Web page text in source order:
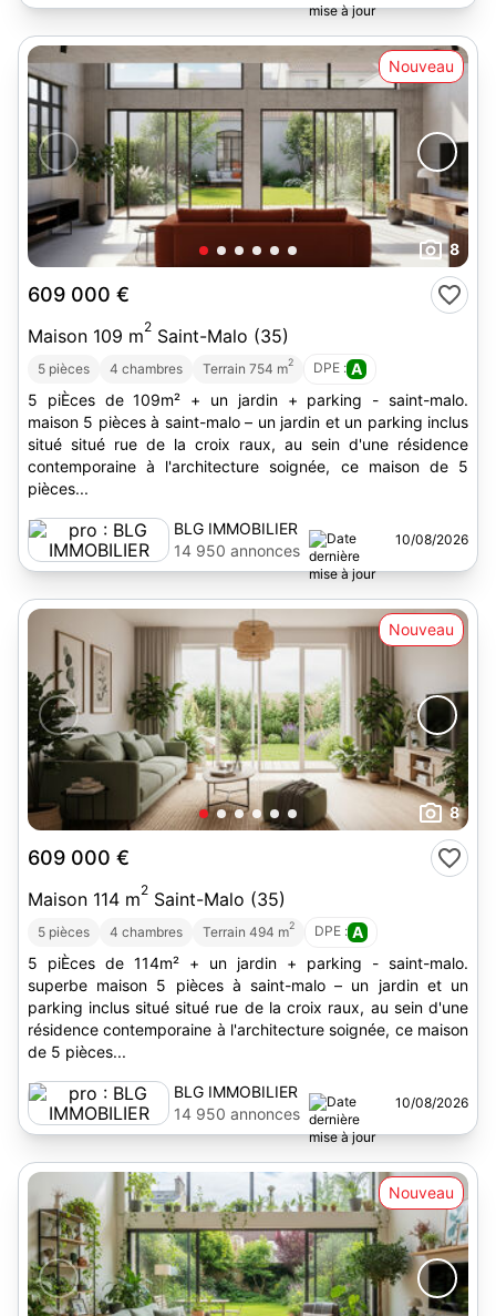
Nouveau
8
609 000 €
Maison 109 m2 Saint-Malo (35)
5 pièces 4 chambres Terrain 754 m2 DPE : A
5 piÈces de 109m² + un jardin + parking - saint-malo.
maison 5 pièces à saint-malo – un jardin et un parking inclus
situé situé rue de la croix raux, au sein d'une résidence
contemporaine à l'architecture soignée, ce maison de 5
pièces...
BLG IMMOBILIER
14 950 annonces
10/08/2026
Nouveau
8
609 000 €
Maison 114 m2 Saint-Malo (35)
5 pièces 4 chambres Terrain 494 m2 DPE : A
5 piÈces de 114m² + un jardin + parking - saint-malo.
superbe maison 5 pièces à saint-malo – un jardin et un
parking inclus situé situé rue de la croix raux, au sein d'une
résidence contemporaine à l'architecture soignée, ce maison
de 5 pièces...
BLG IMMOBILIER
14 950 annonces
10/08/2026
Nouveau